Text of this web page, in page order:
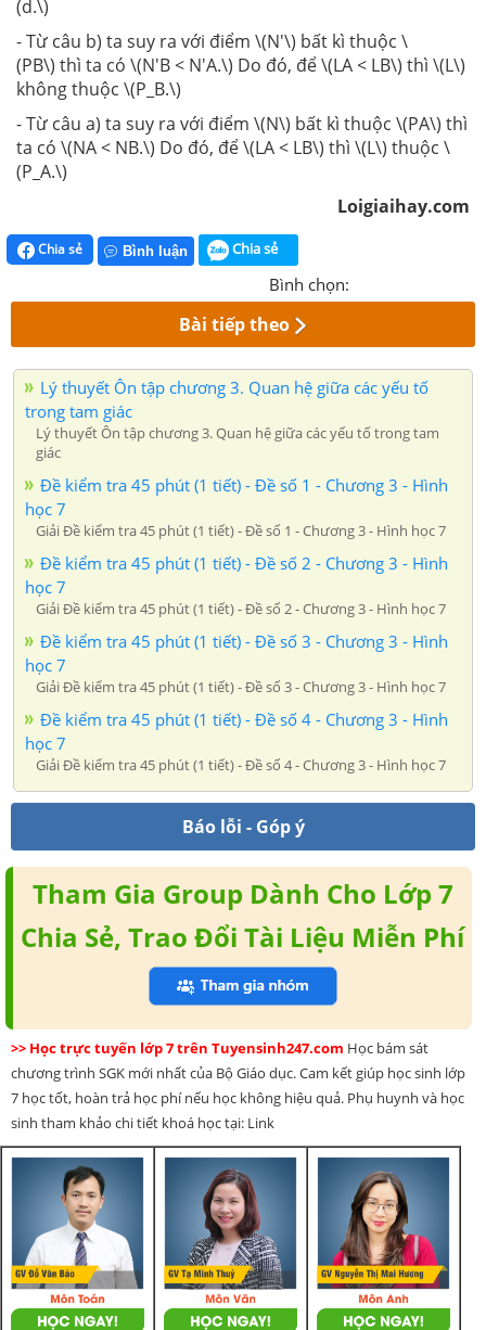
(d.\)
- Từ câu b) ta suy ra với điểm \(N'\) bất kì thuộc \
(PB\) thì ta có \(N'B < N'A.\) Do đó, để \(LA < LB\) thì \(L\)
không thuộc \(P_B.\)
- Từ câu a) ta suy ra với điểm \(N\) bất kì thuộc \(PA\) thì
ta có \(NA < NB.\) Do đó, để \(LA < LB\) thì \(L\) thuộc \
(P_A.\)
Loigiaihay.com
Chia sẻ Bình luận Chia sẻ
Bình chọn:
Bài tiếp theo
Lý thuyết Ôn tập chương 3. Quan hệ giữa các yếu tố
trong tam giác
Lý thuyết Ôn tập chương 3. Quan hệ giữa các yếu tố trong tam
giác
Đề kiểm tra 45 phút (1 tiết) - Đề số 1 - Chương 3 - Hình
học 7
Giải Đề kiểm tra 45 phút (1 tiết) - Đề số 1 - Chương 3 - Hình học 7
Đề kiểm tra 45 phút (1 tiết) - Đề số 2 - Chương 3 - Hình
học 7
Giải Đề kiểm tra 45 phút (1 tiết) - Đề số 2 - Chương 3 - Hình học 7
Đề kiểm tra 45 phút (1 tiết) - Đề số 3 - Chương 3 - Hình
học 7
Giải Đề kiểm tra 45 phút (1 tiết) - Đề số 3 - Chương 3 - Hình học 7
Đề kiểm tra 45 phút (1 tiết) - Đề số 4 - Chương 3 - Hình
học 7
Giải Đề kiểm tra 45 phút (1 tiết) - Đề số 4 - Chương 3 - Hình học 7
Báo lỗi - Góp ý
Tham Gia Group Dành Cho Lớp 7
Chia Sẻ, Trao Đổi Tài Liệu Miễn Phí
>> Học trực tuyến lớp 7 trên Tuyensinh247.com Học bám sát
chương trình SGK mới nhất của Bộ Giáo dục. Cam kết giúp học sinh lớp
7 học tốt, hoàn trả học phí nếu học không hiệu quả. Phụ huynh và học
sinh tham khảo chi tiết khoá học tại: Link